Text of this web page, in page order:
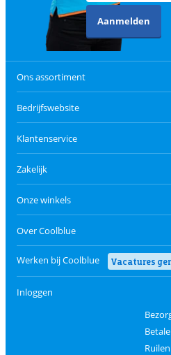
Aanmelden
Ons assortiment
Bedrijfswebsite
Klantenservice
Zakelijk
Onze winkels
Over Coolblue
Werken bij Coolblue Vacatures
Inloggen